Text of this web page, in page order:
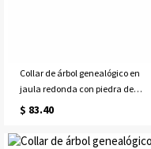
Collar de árbol genealógico en
jaula redonda con piedra de
nacimiento en oro rosa
$ 83.40